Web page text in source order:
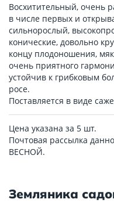
Восхитительный, очень
в числе первых и
сильнорослый,
конические, довольно
концу плодоношения,
очень приятного
устойчив к грибковым
росе.
Поставляется в виде
Цена указана за 5 шт.
Почтовая рассылка
ВЕСНОЙ.
Земляника